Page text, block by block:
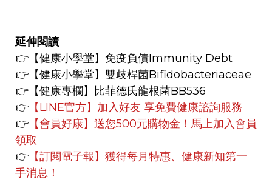
延伸閱讀
👉【健康小學堂】 免疫負債Immunity Debt
👉【健康小學堂】 雙歧桿菌Bifidobacteriaceae
👉【健康專欄】
比菲德氏龍根菌BB536
👉 【LINE官方】 加入好友 享免費健康諮詢服務
👉 【會員好康】 送您500元購物金！馬上加入會員
領取
👉 【訂閱電子報】獲得每月特惠、健康新知第一
手消息！